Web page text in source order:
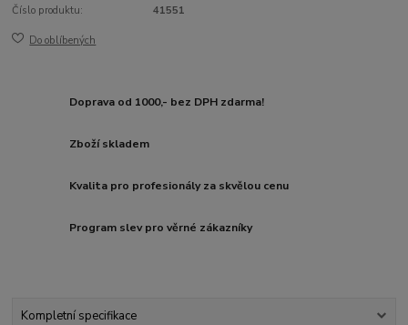
Číslo produktu: 41551
Do oblíbených
Doprava od 1000,- bez DPH zdarma!
Zboží skladem
Kvalita pro profesionály za skvělou cenu
Program slev pro věrné zákazníky
Kompletní specifikace